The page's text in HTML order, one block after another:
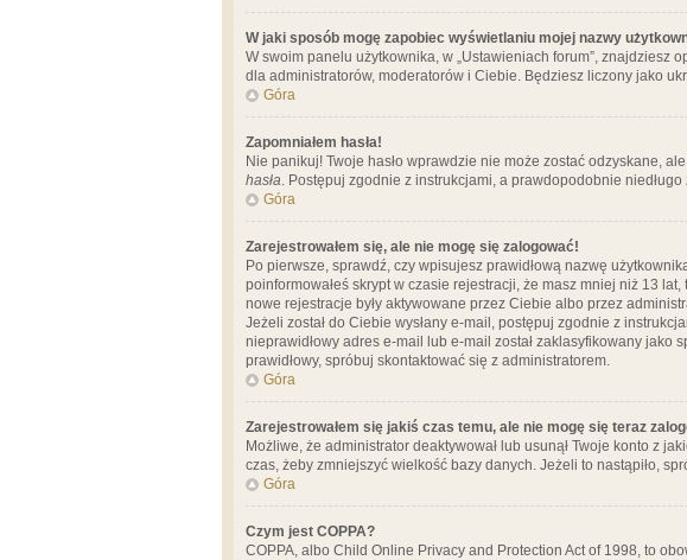
W jaki sposób mogę zapobiec wyświetlaniu mojej nazwy
W swoim panelu użytkownika, w „Ustawieniach forum”, znajdziesz
dla administratorów, moderatorów i Ciebie. Będziesz liczony jako
Góra
Zapomniałem hasła!
Nie panikuj! Twoje hasło wprawdzie nie może zostać odzyskane,
hasła. Postępuj zgodnie z instrukcjami, a prawdopodobnie
Góra
Zarejestrowałem się, ale nie mogę się zalogować!
Po pierwsze, sprawdź, czy wpisujesz prawidłową nazwę
poinformowałeś skrypt w czasie rejestracji, że masz mniej niż 13
nowe rejestracje były aktywowane przez Ciebie albo przez
Jeżeli został do Ciebie wysłany e-mail, postępuj zgodnie z
nieprawidłowy adres e-mail lub e-mail został zaklasyfikowany
prawidłowy, spróbuj skontaktować się z administratorem.
Góra
Zarejestrowałem się jakiś czas temu, ale nie mogę się teraz
Możliwe, że administrator deaktywował lub usunął Twoje konto z
czas, żeby zmniejszyć wielkość bazy danych. Jeżeli to nastąpiło,
Góra
Czym jest COPPA?
COPPA, albo Child Online Privacy and Protection Act of 1998, to